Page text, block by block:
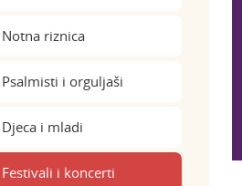
Notna riznica
Psalmisti i orguljaši
Djeca i mladi
Festivali i koncerti